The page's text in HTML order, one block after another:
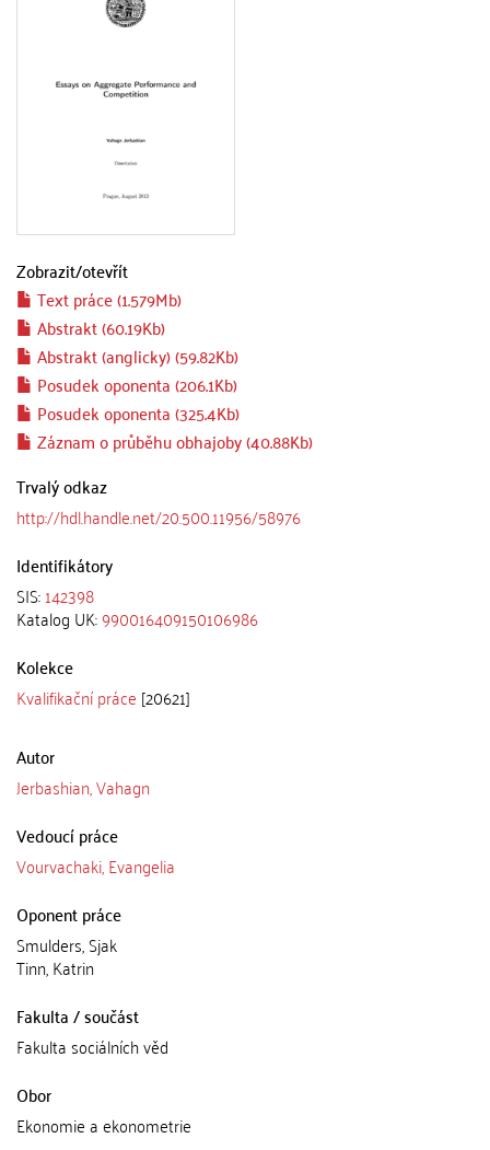
Zobrazit/otevřít
Text práce (1.579Mb)
Abstrakt (60.19Kb)
Abstrakt (anglicky) (59.82Kb)
Posudek oponenta (206.1Kb)
Posudek oponenta (325.4Kb)
Záznam o průběhu obhajoby (40.88Kb)
Trvalý odkaz
http://hdl.handle.net/20.500.11956/58976
Identifikátory
SIS:142398
Katalog UK:990016409150106986
Kolekce
Kvalifikační práce [20621]
Autor
Jerbashian, Vahagn
Vedoucí práce
Vourvachaki, Evangelia
Oponent práce
Smulders, Sjak
Tinn, Katrin
Fakulta / součást
Fakulta sociálních věd
Obor
Ekonomie a ekonometrie